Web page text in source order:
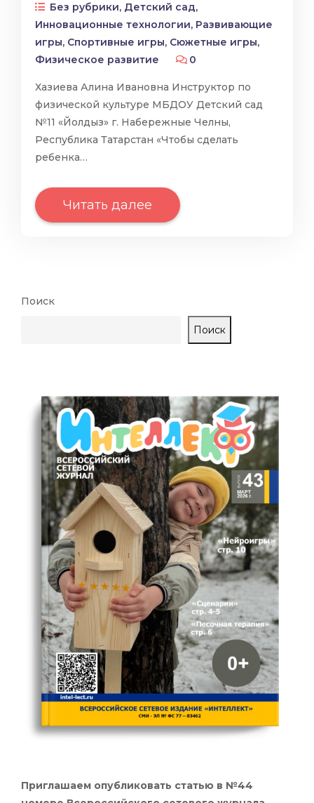
Без рубрики, Детский сад,
Инновационные технологии, Развивающие
игры, Спортивные игры, Сюжетные игры,
Физическое развитие
0
Хазиева Алина Ивановна Инструктор по
физической культуре МБДОУ Детский сад
№11 «Йолдыз» г. Набережные Челны,
Республика Татарстан «Чтобы сделать
ребенка…
Читать далее
Поиск
Поиск
Приглашаем опубликовать статью в №44